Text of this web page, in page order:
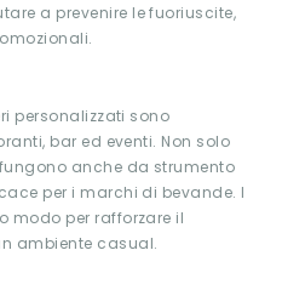
a prevenire le fuoriuscite,
personalizzati sono
bar ed eventi. Non solo
anche da strumento
per i marchi di bevande. I
modo per rafforzare il
ambiente casual.